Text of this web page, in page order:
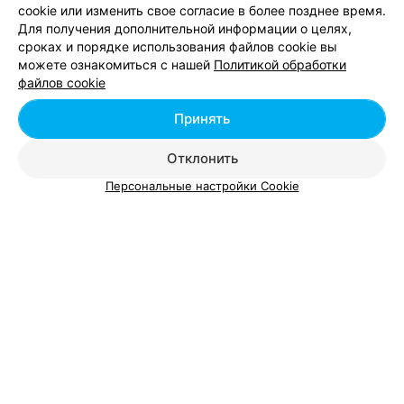
Добавить компанию
Добавить специалиста
cookie или изменить свое согласие в более позднее время.
Для получения дополнительной информации о целях,
сроках и порядке использования файлов cookie вы
можете ознакомиться с нашей Политикой обработки
файлов cookie
Отклонить
Принять
Персональные настройки Cookie